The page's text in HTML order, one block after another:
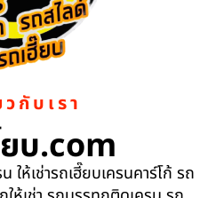
กับเรา
บ.com
ให้เช่ารถเฮี๊ยบเครนคาร์โก้ รถ